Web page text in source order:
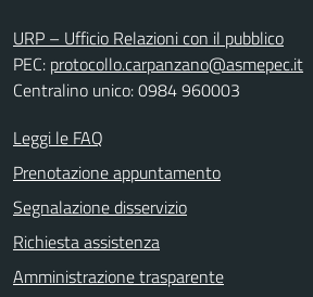
URP – Ufficio Relazioni con il pubblico
PEC: protocollo.carpanzano@asmepec.it
Centralino unico: 0984 960003
Leggi le FAQ
Prenotazione appuntamento
Segnalazione disservizio
Richiesta assistenza
Amministrazione trasparente